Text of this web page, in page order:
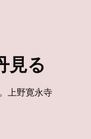
見る
上野寛永寺